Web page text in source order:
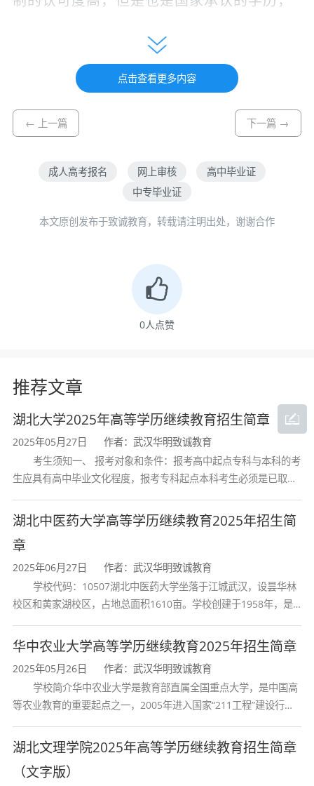
事改革、职称评定、考公务员、考研究生、
出国留学、落户等方面都是和普通学历享有
一样的效力。
的文凭找工作的时候认不认？
在就业找工作的时候，电大的学历也是
被大部分的企业单位认可的。但是可能也会
者事业单位，这类企业对学历要求普遍偏
高，一般要求统招全日制学历。但是电大学
以不用那么担心。
电大的优势
1.学费低；
2.毕业通过率高；
3.免试入学，经国家教育部批准，凡读开放
教育专、本科学员无需参加入学考试，其政
策优越于其它办学形式；
4.报考专业较多，一般报考电大的学生基本
上都是选择报考大类热门专业，例如：行政
管理、工商管理、学前教育、计算机信息管
理等等；
5.电大报名成功之后可以在学信网上查到学
籍信息，证明你在就读这个学校，毕业之后
点击查看更多内容
← 上一篇 下一篇 →
成人高考报名 网上审核
高中毕业证
中专毕业证
本文原创发布于致诚教育，转载请注明出处，谢谢合作
0人点赞
推荐文章
湖北大学2025年高等学历继续教育招生简章
2025年05月27日
作者：武汉华明致诚教育
考生须知一、 报考对象和条件：报考高中起点专科与本科的考
生应具有高中毕业文化程度，报考专科起点本科考生必须是已取得
构颁发的大学专科毕业证书的人
湖北中医药大学高等学历继续教育2025年招生简
章
2025年06月27日
作者：武汉华明致诚教育
学校代码：10507湖北中医药大学坐落于江城武汉，设昙华林
校区和黄家湖校区，占地总面积1610亩。学校创建于1958年，是
育和最早开办中医研究
华中农业大学高等学历继续教育2025年招生简章
2025年05月26日
作者：武汉华明致诚教育
学校简介华中农业大学是教育部直属全国重点大学，是中国高
等农业教育的重要起点之一，2005年进入国家“211工程”建设行
首轮“双一流”成效
湖北文理学院2025年高等学历继续教育招生简章
（文字版）